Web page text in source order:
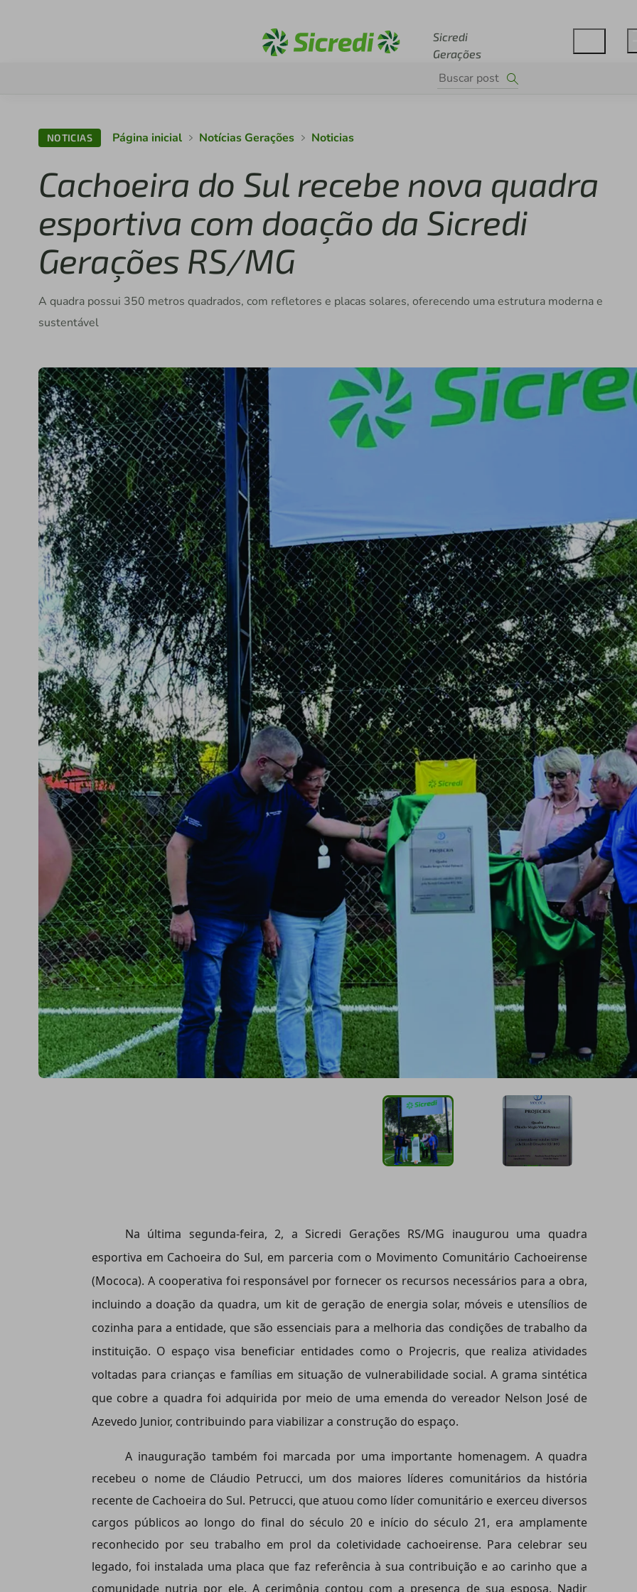
Sicredi
Gerações
NOTICIAS Página inicial Notícias Gerações Noticias
Cachoeira do Sul recebe nova quadra
esportiva com doação da Sicredi
Gerações RS/MG
A quadra possui 350 metros quadrados, com refletores e placas solares, oferecendo uma estrutura moderna e
sustentável
Na última segunda-feira, 2, a Sicredi Gerações RS/MG inaugurou uma quadra
esportiva em Cachoeira do Sul, em parceria com o Movimento Comunitário Cachoeirense
(Mococa). A cooperativa foi responsável por fornecer os recursos necessários para a obra,
incluindo a doação da quadra, um kit de geração de energia solar, móveis e utensílios de
cozinha para a entidade, que são essenciais para a melhoria das condições de trabalho da
instituição. O espaço visa beneficiar entidades como o Projecris, que realiza atividades
voltadas para crianças e famílias em situação de vulnerabilidade social. A grama sintética
que cobre a quadra foi adquirida por meio de uma emenda do vereador Nelson José de
Azevedo Junior, contribuindo para viabilizar a construção do espaço.
A inauguração também foi marcada por uma importante homenagem. A quadra
recebeu o nome de Cláudio Petrucci, um dos maiores líderes comunitários da história
recente de Cachoeira do Sul. Petrucci, que atuou como líder comunitário e exerceu diversos
cargos públicos ao longo do final do século 20 e início do século 21, era amplamente
reconhecido por seu trabalho em prol da coletividade cachoeirense. Para celebrar seu
legado, foi instalada uma placa que faz referência à sua contribuição e ao carinho que a
comunidade nutria por ele. A cerimônia contou com a presença de sua esposa, Nadir